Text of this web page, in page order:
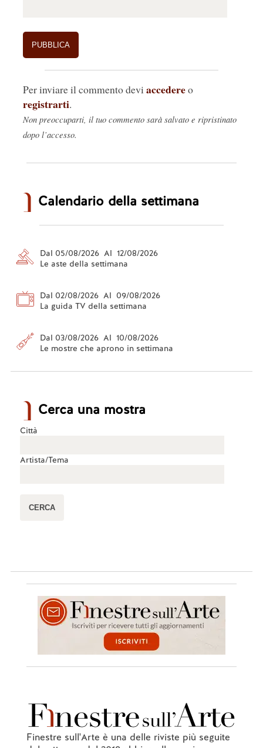
Per inviare il commento devi accedereo
registrarti.
Non preoccuparti, il tuo commento sarà salvato e ripristinato
dopo l’accesso.
Calendario della settimana
Dal 05/08/2026 Al 12/08/2026
Le aste della settimana
Dal 02/08/2026 Al 09/08/2026
La guida TV della settimana
Dal 03/08/2026 Al 10/08/2026
Le mostre che aprono in settimana
Cerca una mostra
Città
Artista/Tema
Finestre sull'Arte è una delle riviste più seguite